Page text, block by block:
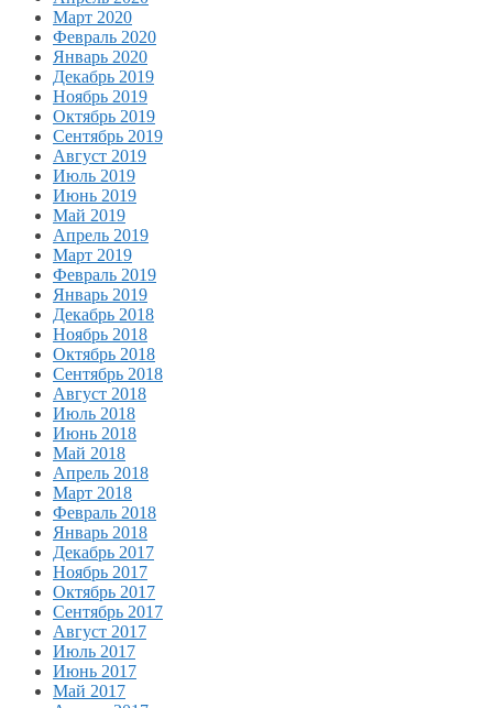
Март 2020
Февраль 2020
Январь 2020
Декабрь 2019
Ноябрь 2019
Октябрь 2019
Сентябрь 2019
Август 2019
Июль 2019
Июнь 2019
Май 2019
Апрель 2019
Март 2019
Февраль 2019
Январь 2019
Декабрь 2018
Ноябрь 2018
Октябрь 2018
Сентябрь 2018
Август 2018
Июль 2018
Июнь 2018
Май 2018
Апрель 2018
Март 2018
Февраль 2018
Январь 2018
Декабрь 2017
Ноябрь 2017
Октябрь 2017
Сентябрь 2017
Август 2017
Июль 2017
Июнь 2017
Май 2017